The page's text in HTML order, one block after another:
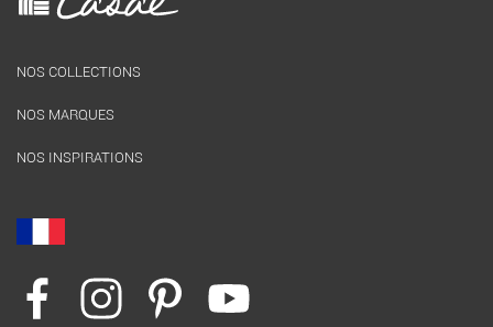
NOS COLLECTIONS
NOS MARQUES
NOS INSPIRATIONS